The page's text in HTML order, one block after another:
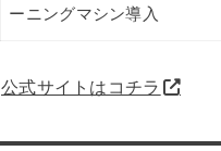
ーニングマシン導入
公式サイトはコチラ